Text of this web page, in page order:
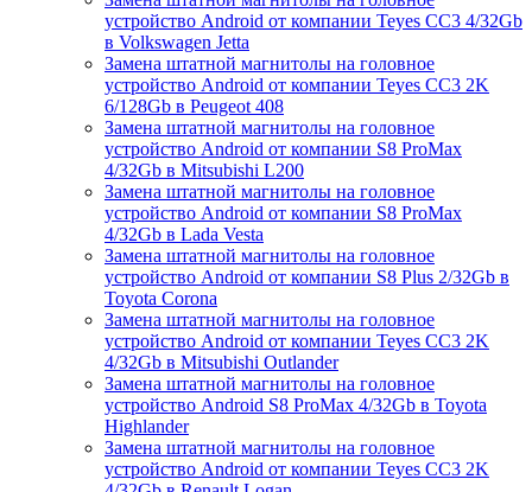
устройство Android от компании Teyes CC3 4/32Gb
в Volkswagen Jetta
Замена штатной магнитолы на головное
устройство Android от компании Teyes CC3 2K
6/128Gb в Peugeot 408
Замена штатной магнитолы на головное
устройство Android от компании S8 ProMax
4/32Gb в Mitsubishi L200
Замена штатной магнитолы на головное
устройство Android от компании S8 ProMax
4/32Gb в Lada Vesta
Замена штатной магнитолы на головное
устройство Android от компании S8 Plus 2/32Gb в
Toyota Corona
Замена штатной магнитолы на головное
устройство Android от компании Teyes CC3 2K
4/32Gb в Mitsubishi Outlander
Замена штатной магнитолы на головное
устройство Android S8 ProMax 4/32Gb в Toyota
Highlander
Замена штатной магнитолы на головное
устройство Android от компании Teyes CC3 2K